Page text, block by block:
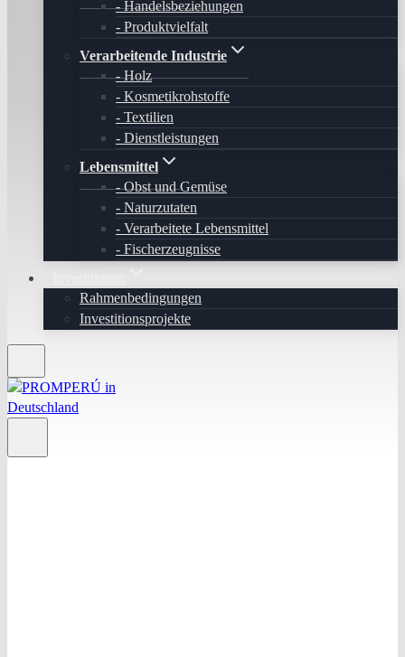
Handelsbeziehungen
Produktvielfalt
Verarbeitende Industrie
Holz
Kosmetikrohstoffe
Textilien
Dienstleistungen
Lebensmittel
Obst und Gemüse
Naturzutaten
Verarbeitete Lebensmittel
Fischerzeugnisse
Rahmenbedingungen
Investitionsprojekte